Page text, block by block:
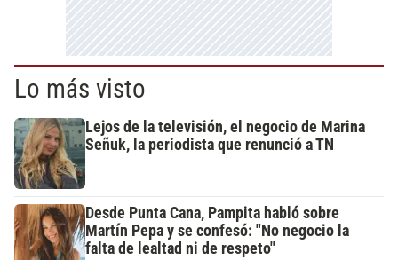
Lo más visto
Lejos de la televisión, el negocio de Marina
Señuk, la periodista que renunció a TN
Desde Punta Cana, Pampita habló sobre
Martín Pepa y se confesó: "No negocio la
falta de lealtad ni de respeto"